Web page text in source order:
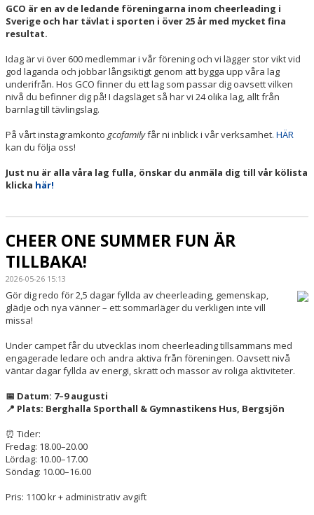
SAMARBETSPARTNERS
CHEER ONE CHAMPIONSHIPS
GCO är en av de ledande föreningarna inom cheerleading i
Sverige och har tävlat i sporten i över 25 år med mycket fina
resultat.
Idag är vi över 600 medlemmar i vår förening och vi lägger stor vikt vid
god laganda och jobbar långsiktigt genom att bygga upp våra lag
underifrån. Hos GCO finner du ett lag som passar dig oavsett vilken
nivå du befinner dig på! I dagsläget så har vi 24 olika lag, allt från
barnlag till tävlingslag.
På vårt instagramkonto gcofamilyfår ni inblick i vår verksamhet. HÄR
kan du följa oss!
Just nu är alla våra lag fulla, önskar du anmäla dig till vår kölista
klicka här!
CHEER ONE SUMMER FUN ÄR
TILLBAKA!
2026-05-26 15:13
Gör dig redo för 2,5 dagar fyllda av cheerleading, gemenskap,
glädje och nya vänner – ett sommarläger du verkligen inte vill
missa!
Under campet får du utvecklas inom cheerleading tillsammans med
engagerade ledare och andra aktiva från föreningen. Oavsett nivå
väntar dagar fyllda av energi, skratt och massor av roliga aktiviteter.
📅 Datum: 7–9 augusti
📍 Plats: Berghalla Sporthall & Gymnastikens Hus, Bergsjön
⏰ Tider:
Fredag: 18.00–20.00
Lördag: 10.00–17.00
Söndag: 10.00–16.00
Pris: 1100 kr + administrativ avgift